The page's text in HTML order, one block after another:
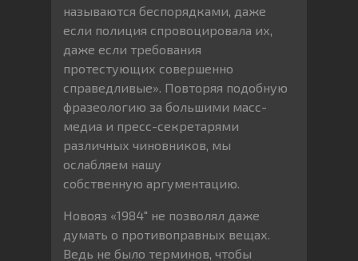
называются беспорядками, даже
если полиция спровоцировала их,
даже если требования
протестующих совершенно
справедливые». Повторяя подобную
фразеологию за большими масс-
медиа и пресс-секретарями
различных чиновников, мы
ослабляем нашу
собственную аргументацию.
Новояз «1984″ не позволял даже
думать о противоправных вещах.
Ведь не было терминов, чтобы